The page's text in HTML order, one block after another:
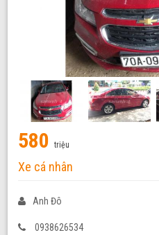
580triệu
Xe cá nhân
Anh Đô
0938626534